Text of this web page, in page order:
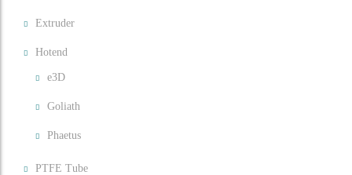
Extruder
Hotend
e3D
Goliath
Phaetus
PTFE Tube